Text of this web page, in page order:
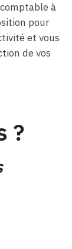
à
pour
et vous
de vos
?